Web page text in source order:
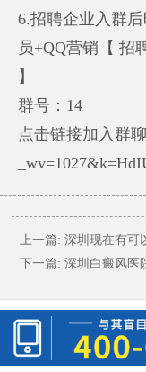
6.招聘企业入群
员+QQ营销【 招
】
群号：14
点击链接加入群
上一篇: 深圳现在有可
下一篇: 深圳白癜风医